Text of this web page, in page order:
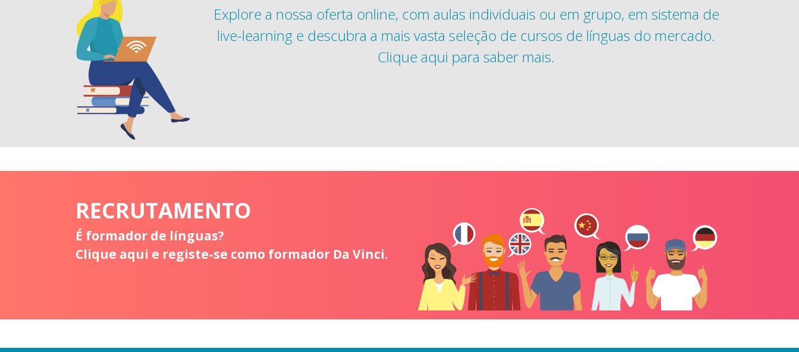
Explore a nossa oferta online, com aulas individuais ou em grupo, em sistema de
live-learning e descubra a mais vasta seleção de cursos de línguas do mercado.
Clique aqui para saber mais.
RECRUTAMENTO
É formador de línguas?
Clique aqui e registe-se como formador Da Vinci.